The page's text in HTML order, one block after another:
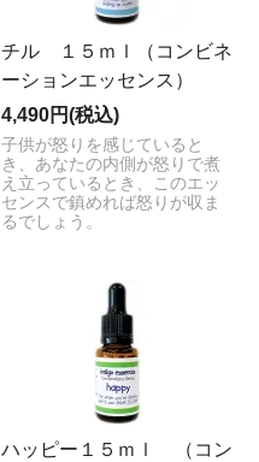
チル １５ｍｌ（コンビネ
ーションエッセンス）
4,490円(税込)
子供が怒りを感じていると
き、あなたの内側が怒りで煮
え立っているとき、このエッ
センスで鎮めれば怒りが収ま
るでしょう。
ハッピー１５ｍｌ （コン